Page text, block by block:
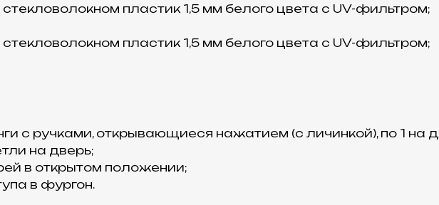
пластик 1,5 мм белого цвета с UV-фильтром;
пластик 1,5 мм белого цвета с UV-фильтром;
с ручками, открывающиеся нажатием (с личинкой), по 1 на
на дверь;
в открытом положении;
в фургон.